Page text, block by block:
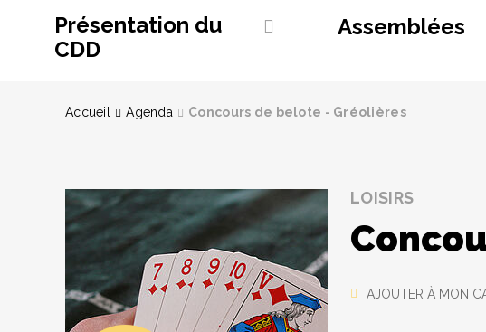
Présentation du
CDD
Assemblées
Accueil Agenda Concours de belote - Gréolières
LOISIRS
AJOUTER À MON